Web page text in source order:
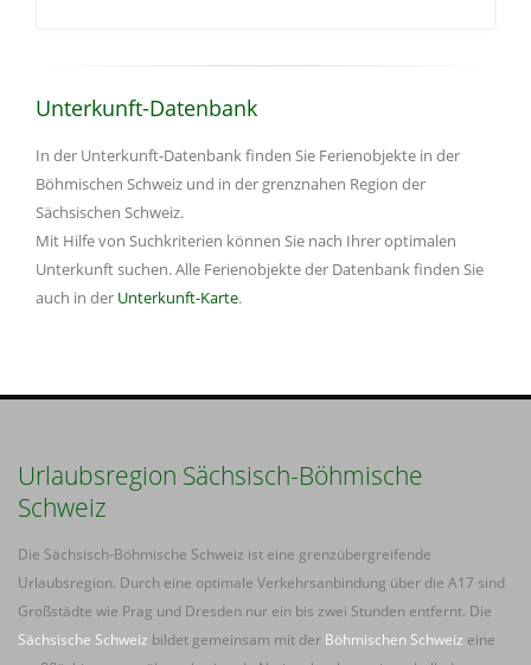
Unterkunft-Datenbank
In der Unterkunft-Datenbank finden Sie Ferienobjekte in der
Böhmischen Schweiz und in der grenznahen Region der
Sächsischen Schweiz.
Mit Hilfe von Suchkriterien können Sie nach Ihrer optimalen
Unterkunft suchen. Alle Ferienobjekte der Datenbank finden Sie
auch in der Unterkunft-Karte.
Urlaubsregion Sächsisch-Böhmische
Schweiz
Die Sächsisch-Böhmische Schweiz ist eine grenzübergreifende
Urlaubsregion. Durch eine optimale Verkehrsanbindung über die A17 sind
Großstädte wie Prag und Dresden nur ein bis zwei Stunden entfernt. Die
Sächsische Schweiz bildet gemeinsam mit der Böhmischen Schweiz eine